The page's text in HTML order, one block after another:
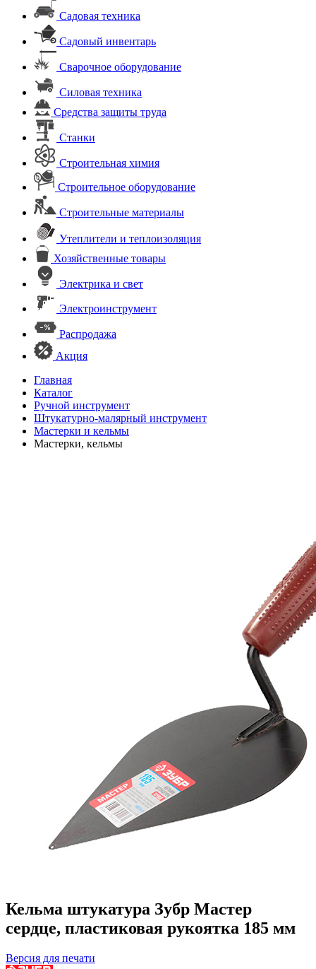
Садовая техника
Садовый инвентарь
Сварочное оборудование
Силовая техника
Средства защиты труда
Станки
Строительная химия
Строительное оборудование
Строительные материалы
Утеплители и теплоизоляция
Хозяйственные товары
Электрика и свет
Электроинструмент
Распродажа
Акция
Главная
Каталог
Ручной инструмент
Штукатурно-малярный инструмент
Мастерки и кельмы
Мастерки, кельмы
Кельма штукатура Зубр Мастер
сердце, пластиковая рукоятка 185 мм
Версия для печати